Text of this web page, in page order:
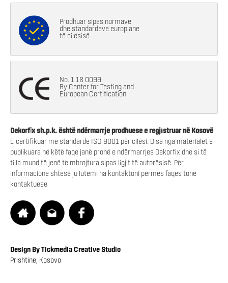
Prodhuar sipas normave
dhe standardeve europiane
të cilësisë
No. 1 18 0099
By Center for Testing and
European Certification
Dekorfix sh.p.k. është ndërmarrje prodhuese e regjistruar në Kosovë.
E certifikuar me standarde ISO 9001 për cilësi. Disa nga materialet e
publikuara në këtë faqe janë pronë e ndërmarrjes Dekorfix dhe si të
tilla mund të jenë të mbrojtura sipas ligjit të autorësisë. Për
informacione shtesë ju lutemi na kontaktoni përmes faqes tonë
kontaktuese
Design By Tickmedia Creative Studio
Prishtine, Kosovo